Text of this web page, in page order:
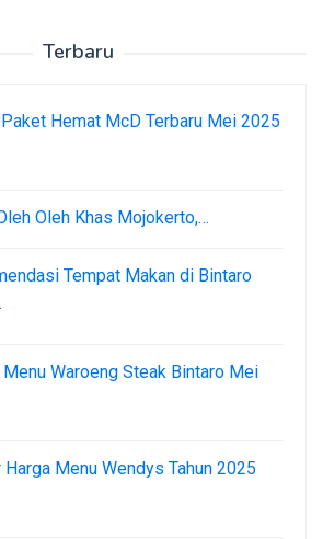
Terbaru
Hemat McD Terbaru Mei 2025
Oleh Khas Mojokerto,…
Tempat Makan di Bintaro
Menu Waroeng Steak Bintaro Mei
Harga Menu Wendys Tahun 2025